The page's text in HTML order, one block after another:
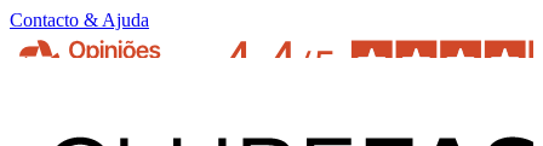
Contacto & Ajuda